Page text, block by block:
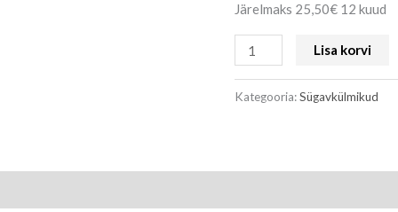
Järelmaks 25,50€ 12 kuud
Lisa korvi
Kategooria:Sügavkülmikud